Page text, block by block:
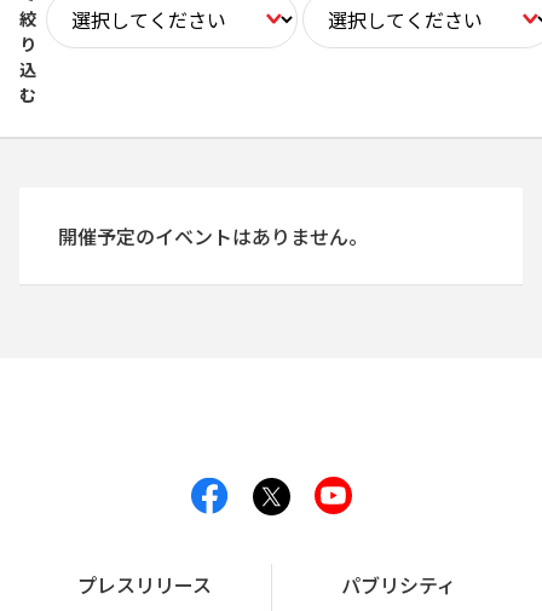
絞
り
込
む
開催予定のイベントはありません。
プレスリリース
パブリシティ